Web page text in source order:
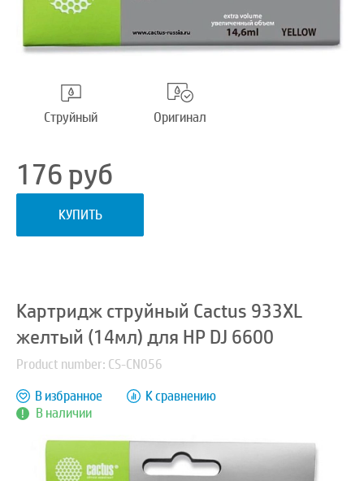
Струйный Оригинал
176руб
КУПИТЬ
Картридж струйный Cactus 933XL
желтый (14мл) для HP DJ 6600
Product number: CS-CN056
В наличии
В избранное К сравнению